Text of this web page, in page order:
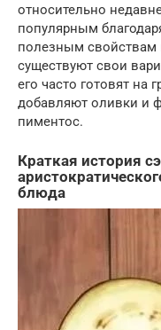
относительно
популярным
полезным свойствам
существуют свои
его часто готовят на
добавляют оливки и
пиментос.
Краткая история
блюда